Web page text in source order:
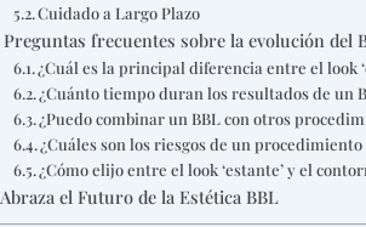
Cuidado a Largo Plazo
Preguntas frecuentes sobre la evolución del
¿Cuál es la principal diferencia entre el look
¿Cuánto tiempo duran los resultados de un
¿Puedo combinar un BBL con otros
¿Cuáles son los riesgos de un procedimiento
¿Cómo elijo entre el look ‘estante’ y el
Abraza el Futuro de la Estética BBL